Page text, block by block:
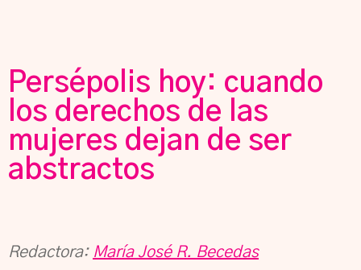
Persépolis hoy: cuando
los derechos de las
mujeres dejan de ser
abstractos
Redactora: María José R. Becedas